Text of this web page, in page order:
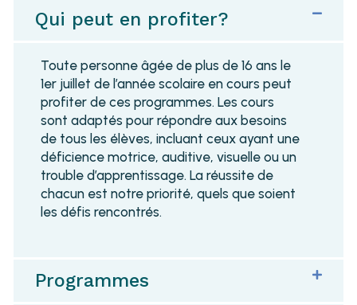
Qui peut en profiter?
Toute personne âgée de plus de 16 ans le
1erjuillet de l’année scolaire en cours peut
profiter de ces programmes. Les cours
sont adaptés pour répondre aux besoins
de tous les élèves, incluant ceuxayant une
déficience motrice, auditive, visuelle ou un
trouble d’apprentissage. La réussite de
chacun est notre priorité, quels que soient
les défis rencontrés.
Programmes